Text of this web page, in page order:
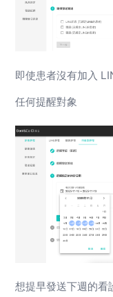
即使患者沒有加入
任何提醒對象
想提早發送下週的看